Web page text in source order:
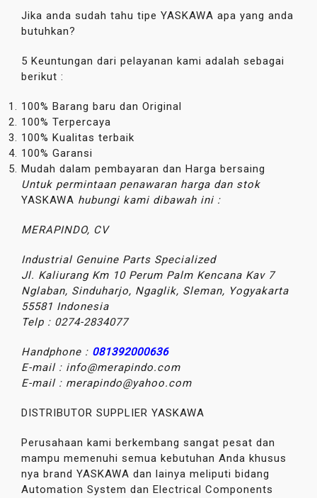
Jika anda sudah tahu tipe YASKAWA apa yang anda
butuhkan?
5 Keuntungan dari pelayanan kami adalah sebagai
berikut :
100% Barang baru dan Original
100% Terpercaya
100% Kualitas terbaik
100% Garansi
Mudah dalam pembayaran dan Harga bersaing
Untuk permintaan penawaran harga dan stok
YASKAWA hubungi kami dibawah ini :
MERAPINDO, CV
Industrial Genuine Parts Specialized
Jl. Kaliurang Km 10 Perum Palm Kencana Kav 7
Nglaban, Sinduharjo, Ngaglik, Sleman, Yogyakarta
55581 Indonesia
Telp : 0274-2834077
Handphone : 081392000636
E-mail : info@merapindo.com
E-mail : merapindo@yahoo.com
DISTRIBUTOR SUPPLIER YASKAWA
Perusahaan kami berkembang sangat pesat dan
mampu memenuhi semua kebutuhan Anda khusus
nya brand YASKAWA dan lainya meliputi bidang
Automation System dan Electrical Components